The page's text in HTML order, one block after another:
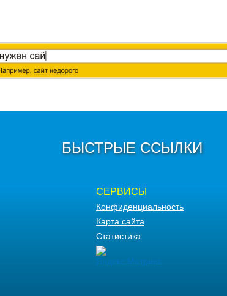
БЫСТРЫЕ ССЫЛКИ
СЕРВИСЫ
Конфиденциальность
Карта сайта
Статистика